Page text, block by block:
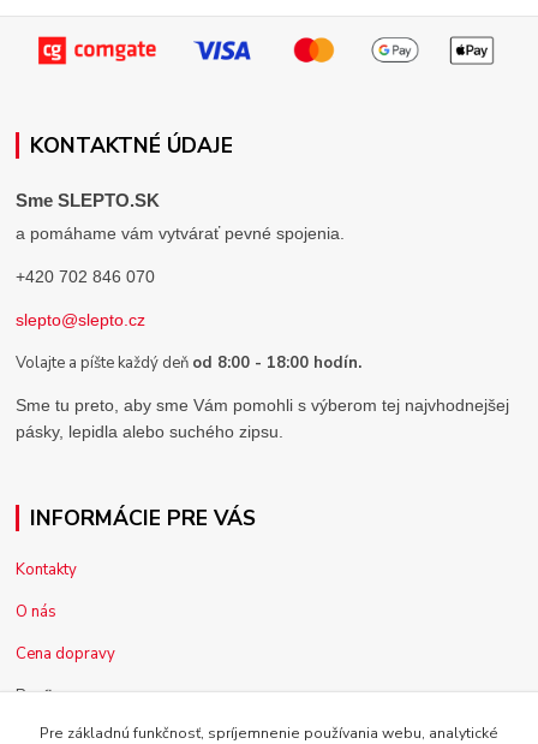
KONTAKTNÉ ÚDAJE
Sme SLEPTO.SK
a pomáhame vám vytvárať pevné spojenia.
+420 702 846 070
slepto@slepto.cz
Volajte a píšte každý deň od 8:00 - 18:00 hodín.
Sme tu preto, aby sme Vám pomohli s výberom tej najvhodnejšej
pásky, lepidla alebo suchého zipsu.
INFORMÁCIE PRE VÁS
Kontakty
O nás
Cena dopravy
Pre firmy
Reklamácia tovaru
Pre základnú funkčnosť, spríjemnenie používania webu, analytické